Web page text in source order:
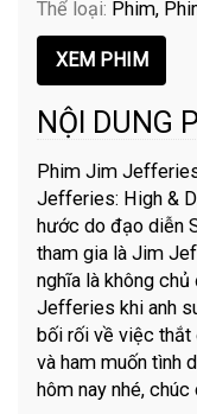
Thể loại: Phim
NỘI DUNG
Phim Jim
Jefferies: High &
hước do đạo diễn
tham gia là Jim
nghĩa là không
Jefferies khi anh
bối rối về việc thắt
và ham muốn tình
hôm nay nhé,